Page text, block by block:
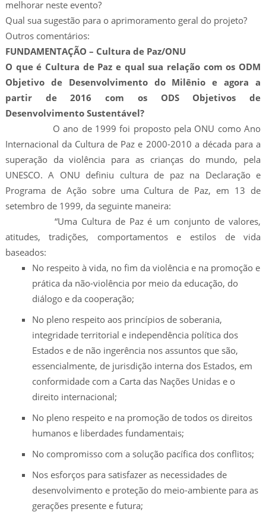
melhorar neste evento?
Qual sua sugestão para o aprimoramento geral do projeto?
Outros comentários:
FUNDAMENTAÇÃO – Cultura de Paz/ONU
O que é Cultura de Paz e qual sua relação com os ODM
Objetivo de Desenvolvimento do Milênio e agora a
partir de 2016 com os ODS Objetivos de
Desenvolvimento Sustentável?
O ano de 1999 foi proposto pela ONU como Ano
Internacional da Cultura de Paz e 2000-2010 a década para a
superação da violência para as crianças do mundo, pela
UNESCO. A ONU definiu cultura de paz na Declaração e
Programa de Ação sobre uma Cultura de Paz, em 13 de
setembro de 1999, da seguinte maneira:
“Uma Cultura de Paz é um conjunto de valores,
atitudes, tradições, comportamentos e estilos de vida
baseados:
No respeito à vida, no fim da violência e na promoção e
prática da não-violência por meio da educação, do
diálogo e da cooperação;
No pleno respeito aos princípios de soberania,
integridade territorial e independência política dos
Estados e de não ingerência nos assuntos que são,
essencialmente, de jurisdição interna dos Estados, em
conformidade com a Carta das Nações Unidas e o
direito internacional;
No pleno respeito e na promoção de todos os direitos
humanos e liberdades fundamentais;
No compromisso com a solução pacífica dos conflitos;
Nos esforços para satisfazer as necessidades de
desenvolvimento e proteção do meio-ambiente para as
gerações presente e futura;